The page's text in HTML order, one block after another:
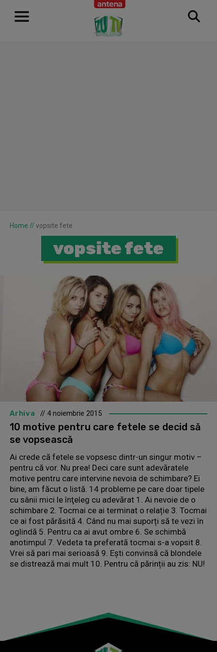
RECLAMĂ
Home // vopsite fete
vopsite fete
Arhiva // 4 noiembrie 2015
10 motive pentru care fetele se decid să
se vopsească
Ai crede că fetele se vopsesc dintr-un singur motiv –
pentru că vor. Nu prea! Deci care sunt adevăratele
motive pentru care intervine nevoia de schimbare? Ei
bine, am făcut o listă. 14 probleme pe care doar tipele
cu sânii mici le înţeleg cu adevărat 1. Ai nevoie de o
schimbare 2. Tocmai ce ai terminat o relație 3. Tocmai
ce ai fost părăsită 4. Când nu mai suporți să te vezi în
oglindă 5. Pentru ca ai avut ombre 6. Se schimbă
anotimpul 7. Vedeta ta preferată tocmai s-a vopsit 8.
Vrei să pari mai serioasă 9. Ești convinsă că blondele
se distrează mai mult 10. Pentru că părinții au zis: NU!